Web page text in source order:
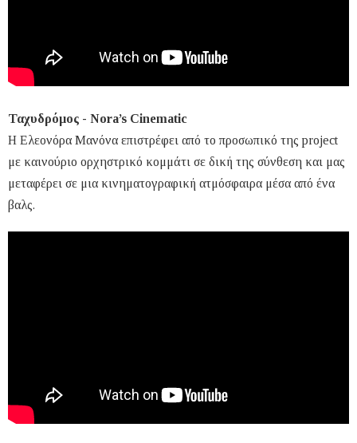
Ταχυδρόμος - Nora’s Cinematic
Η Ελεονόρα Μανόνα επιστρέφει από το προσωπικό της project
με καινούριο ορχηστρικό κομμάτι σε δική της σύνθεση και μας
μεταφέρει σε μια κινηματογραφική ατμόσφαιρα μέσα από ένα
βαλς.